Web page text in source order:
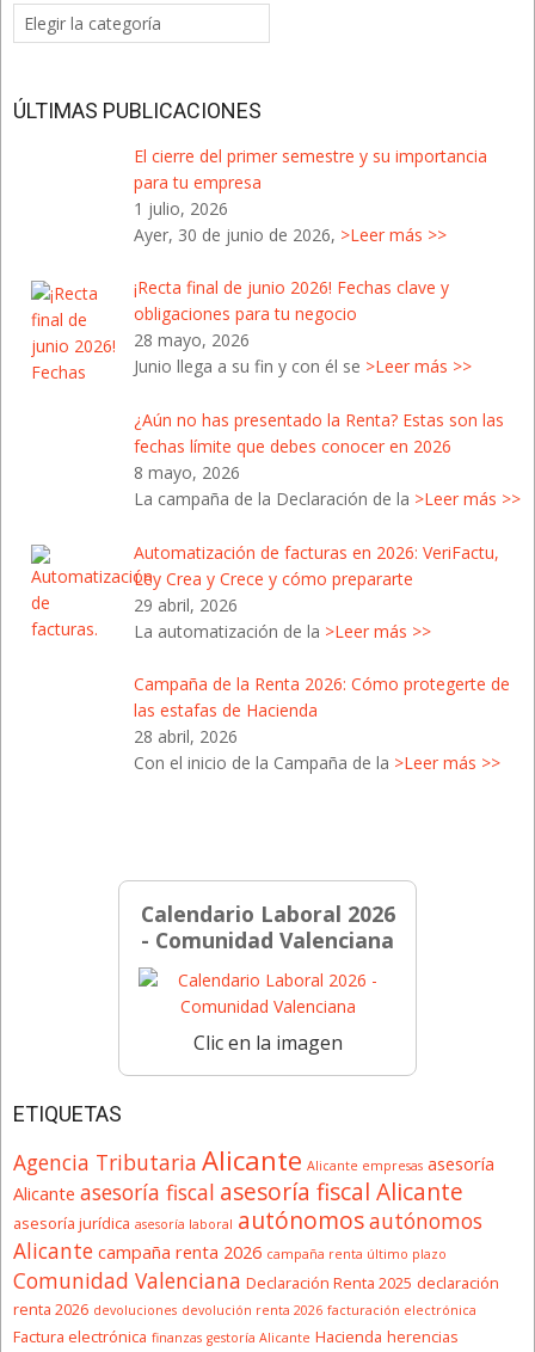
Categorías
del
ÚLTIMAS PUBLICACIONES
El cierre del primer semestre y su importancia
para tu empresa
1 julio, 2026
Ayer, 30 de junio de 2026, >Leer más >>
¡Recta final de junio 2026! Fechas clave y
obligaciones para tu negocio
28 mayo, 2026
Junio llega a su fin y con él se >Leer más >>
¿Aún no has presentado la Renta? Estas son las
fechas límite que debes conocer en 2026
8 mayo, 2026
La campaña de la Declaración de la >Leer más >>
Automatización de facturas en 2026: VeriFactu,
Ley Crea y Crece y cómo prepararte
29 abril, 2026
La automatización de la >Leer más >>
Campaña de la Renta 2026: Cómo protegerte de
las estafas de Hacienda
28 abril, 2026
Con el inicio de la Campaña de la >Leer más >>
Calendario Laboral 2026
- Comunidad Valenciana
Clic en la imagen
ETIQUETAS
Agencia Tributaria Alicante Alicante empresas asesoría
Alicante asesoría fiscal asesoría fiscal Alicante
asesoría jurídica asesoría laboral autónomosautónomos
Alicante campaña renta 2026 campaña renta último plazo
Comunidad Valenciana Declaración Renta 2025 declaración
renta 2026 devoluciones devolución renta 2026 facturación electrónica
Factura electrónica finanzas gestoría Alicante Hacienda herencias